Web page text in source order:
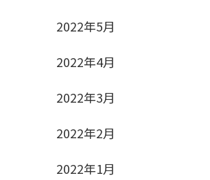
2022年5月
2022年4月
2022年3月
2022年2月
2022年1月